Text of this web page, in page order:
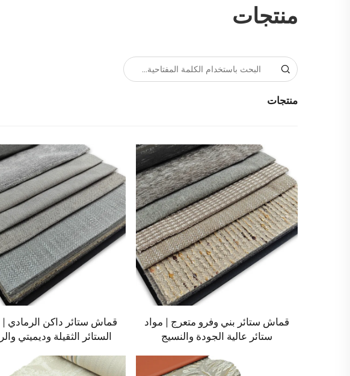
منتجات
منتجات
قماش ستائر داكن الرمادي
الستائر الثقيلة وديميتي
قماش ستائر بني وفرو متعرج | مواد
ستائر عالية الجودة والنسيج